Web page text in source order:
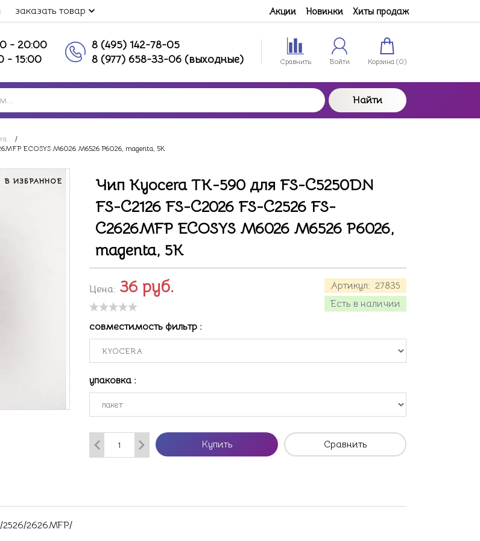
заказать товар Акции Новинки Хиты продаж
- 20:00
- 15:00
8 (495) 142-78-05
8 (977) 658-33-06 (выходные)
Сравнить Войти Корзина (0)
Найти
/
ECOSYS M6026 M6526 P6026, magenta, 5K
В ИЗБРАННОЕ
Чип Kyocera TK-590 для FS-C5250DN
FS-C2126 FS-C2026 FS-C2526 FS-
C2626MFP ECOSYS M6026 M6526 P6026,
magenta, 5K
Артикул: 27835
Есть в наличии
Цена: 36 руб.
совместимость фильтр :
упаковка :
Купить Сравнить
2626MFP/